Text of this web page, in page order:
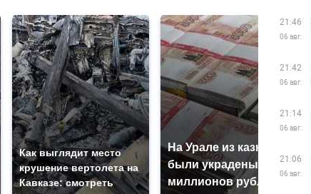
Как выглядит место
крушение вертолета на
Кавказе: смотреть
На Урале из казны
были украдены 18
миллионов рублей
21:46
06 авг.
21:42
06 авг.
21:14
06 авг.
21:06
06 авг.